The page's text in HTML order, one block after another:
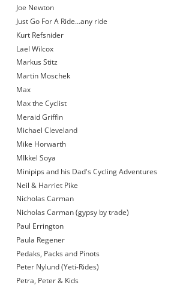
Joe Newton
Just Go For A Ride…any ride
Kurt Refsnider
Lael Wilcox
Markus Stitz
Martin Moschek
Max
Max the Cyclist
Meraid Griffin
Michael Cleveland
Mike Horwarth
MIkkel Soya
Minipips and his Dad's Cycling Adventures
Neil & Harriet Pike
Nicholas Carman
Nicholas Carman (gypsy by trade)
Paul Errington
Paula Regener
Pedaks, Packs and Pinots
Peter Nylund (Yeti-Rides)
Petra, Peter & Kids